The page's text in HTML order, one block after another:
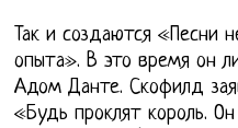
Так и создаются «Песни
опыта». В это время он
Адом Данте. Скофилд
«Будь проклят король. Он